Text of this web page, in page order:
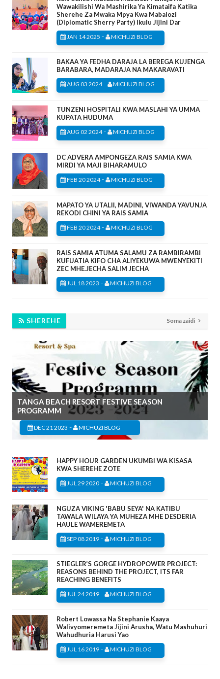
Wawakilishi Wa Mashirika Ya Kimataifa Katika
Sherehe Za Mwaka Mpya Kwa Mabalozi
(Diplomatic Sherry Party) Ikulu Jijini Dar
JAN 14 2025 - MICHUZI BLOG
BAKAA YA FEDHA DARAJA LA BEREGA KUJENGA
BARABARA, MADARAJA NA MAKARAVATI
AUG 03 2024- MICHUZI BLOG
TUNZENI HOSPITALI KWA MASLAHI YA UMMA
KUPATA HUDUMA
AUG 02 2024- MICHUZI BLOG
DC ADVERA AMPONGEZA RAIS SAMIA KWA
MIRDI YA MAJI BIHARAMULO
FEB 20 2024- MICHUZI BLOG
MAPATO YA UTALII, MADINI, VIWANDA YAVUNJA
REKODI CHINI YA RAIS SAMIA
FEB 20 2024- MICHUZI BLOG
RAIS SAMIA ATUMA SALAMU ZA RAMBIRAMBI
KUFUATIA KIFO CHA ALIYEKUWA MWENYEKITI
ZEC MHE.JECHA SALIM JECHA
JUL 18 2023 - MICHUZI BLOG
SHEREHE Soma zaidi
TANGA BEACH RESORT FESTIVE SEASON
PROGRAMM
DEC 21 2023 - MICHUZI BLOG
HAPPY HOUR GARDEN UKUMBI WA KISASA
KWA SHEREHE ZOTE
JUL 29 2020 - MICHUZI BLOG
NGUZA VIKING 'BABU SEYA' NA KATIBU
TAWALA WILAYA YA MUHEZA MHE DESDERIA
HAULE WAMEREMETA
SEP 08 2019 - MICHUZI BLOG
STIEGLER’S GORGE HYDROPOWER PROJECT:
REASONS BEHIND THE PROJECT, ITS FAR
REACHING BENEFITS
JUL 24 2019 - MICHUZI BLOG
Robert Lowassa Na Stephanie Kaaya
Walivyomeremeta Jijini Arusha, Watu Mashuhuri
Wahudhuria Harusi Yao
JUL 16 2019 - MICHUZI BLOG